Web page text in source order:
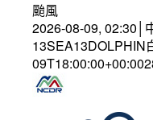
颱風
2026-08-09, 02:30│
13SEA13DOLPHIN